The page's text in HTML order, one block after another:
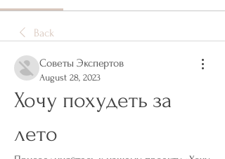
Back
Советы Экспертов
August 28, 2023
Хочу похудеть за
лето